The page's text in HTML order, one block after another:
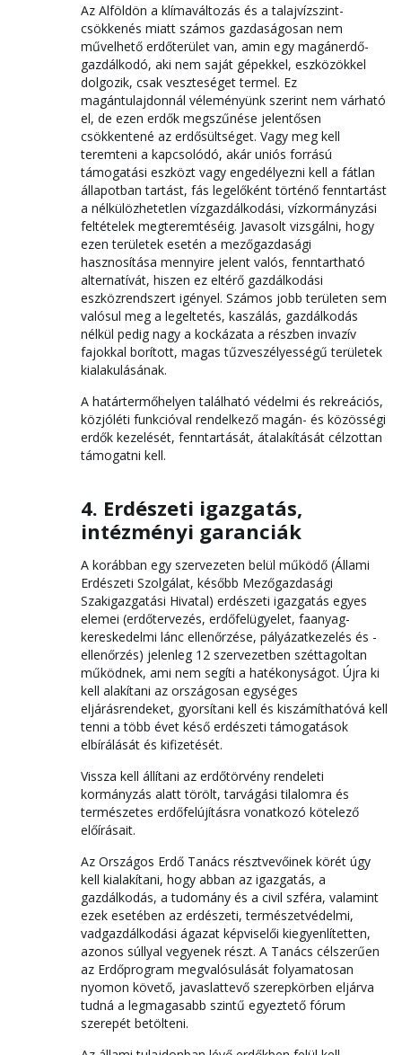
Az Alföldön a klímaváltozás és a talajvízszint-
csökkenés miatt számos gazdaságosan nem
művelhető erdőterület van, amin egy magánerdő-
gazdálkodó, aki nem saját gépekkel, eszközökkel
dolgozik, csak veszteséget termel. Ez
magántulajdonnál véleményünk szerint nem várható
el, de ezen erdők megszűnése jelentősen
csökkentené az erdősültséget. Vagy meg kell
teremteni a kapcsolódó, akár uniós forrású
támogatási eszközt vagy engedélyezni kell a fátlan
állapotban tartást, fás legelőként történő fenntartást
a nélkülözhetetlen vízgazdálkodási, vízkormányzási
feltételek megteremtéséig. Javasolt vizsgálni, hogy
ezen területek esetén a mezőgazdasági
hasznosítása mennyire jelent valós, fenntartható
alternatívát, hiszen ez eltérő gazdálkodási
eszközrendszert igényel. Számos jobb területen sem
valósul meg a legeltetés, kaszálás, gazdálkodás
nélkül pedig nagy a kockázata a részben invazív
fajokkal borított, magas tűzveszélyességű területek
kialakulásának.
A határtermőhelyen található védelmi és rekreációs,
közjóléti funkcióval rendelkező magán- és közösségi
erdők kezelését, fenntartását, átalakítását célzottan
támogatni kell.
4. Erdészeti igazgatás,
intézményi garanciák
A korábban egy szervezeten belül működő (Állami
Erdészeti Szolgálat, később Mezőgazdasági
Szakigazgatási Hivatal) erdészeti igazgatás egyes
elemei (erdőtervezés, erdőfelügyelet, faanyag-
kereskedelmi lánc ellenőrzése, pályázatkezelés és -
ellenőrzés) jelenleg 12 szervezetben széttagoltan
működnek, ami nem segíti a hatékonyságot. Újra ki
kell alakítani az országosan egységes
eljárásrendeket, gyorsítani kell és kiszámíthatóvá kell
tenni a több évet késő erdészeti támogatások
elbírálását és kifizetését.
Vissza kell állítani az erdőtörvény rendeleti
kormányzás alatt törölt, tarvágási tilalomra és
természetes erdőfelújításra vonatkozó kötelező
előírásait.
Az Országos Erdő Tanács résztvevőinek körét úgy
kell kialakítani, hogy abban az igazgatás, a
gazdálkodás, a tudomány és a civil szféra, valamint
ezek esetében az erdészeti, természetvédelmi,
vadgazdálkodási ágazat képviselői kiegyenlítetten,
azonos súllyal vegyenek részt. A Tanács célszerűen
az Erdőprogram megvalósulását folyamatosan
nyomon követő, javaslattevő szerepkörben eljárva
tudná a legmagasabb szintű egyeztető fórum
szerepét betölteni.